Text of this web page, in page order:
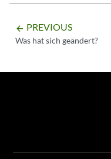
arrow_backward PREVIOUS
Was hat sich geändert?